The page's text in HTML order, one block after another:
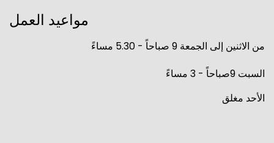
مواعيد العمل
من الاثنين إلى الجمعة 9 صباحاً - 5.30 مساءً
السبت 9صباحاً - 3 مساءً
الأحد مغلق